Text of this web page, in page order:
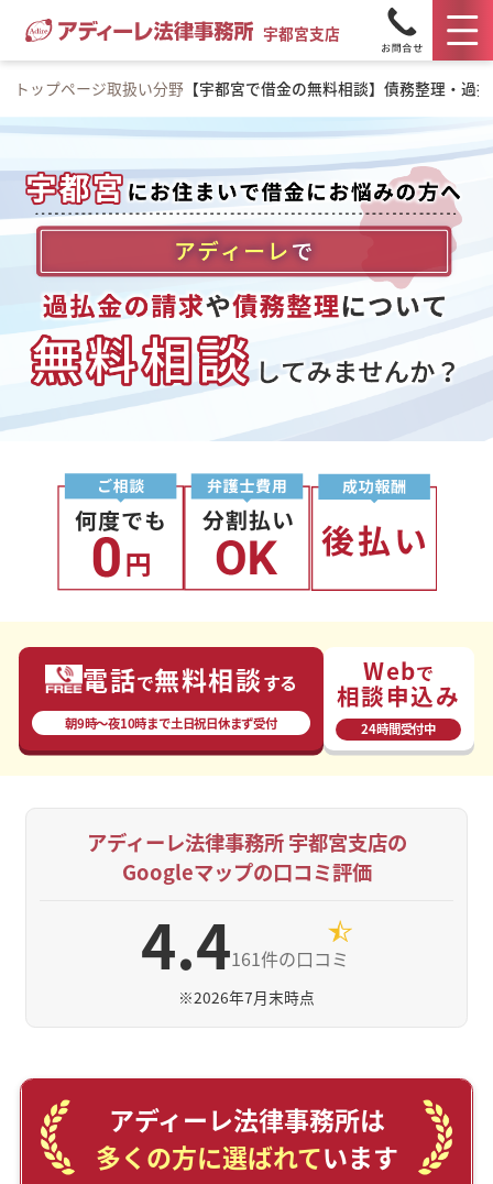
宇都宮支店
トップページ取扱い分野 【宇都宮で借金の無料相談】債務整理・過
電話で無料相談する
朝9時〜夜10時まで⼟⽇祝⽇休まず受付
Webで
相談申込み
24時間受付中
アディーレ法律事務所 宇都宮支店の
Googleマップの口コミ評価
4.4161件の口コミ
※2026年7月末時点
アディーレ法律事務所は
多くの方に選ばれています